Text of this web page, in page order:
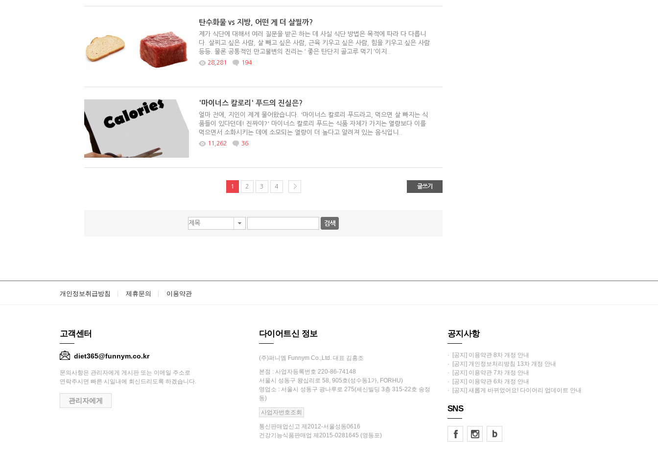
탄수화물 vs 지방, 어떤 게 더 살찔까?
제가 식단에 대해서 여러 질문을 받곤 하는 데 사실 식단 방법은 목적에 따라 다 다릅니
다. 살찌고 싶은 사람, 살 빼고 싶은 사람, 근육 키우고 싶은 사람, 힘을 키우고 싶은 사람
등등. 물론 공통적인 만고불변의 진리는 ‘ 좋은 탄단지 골고루 먹기 ’이지..
28,281 194
'마이너스 칼로리' 푸드의 진실은?
얼마 전에, 지인이 제게 물어왔습니다. '마이너스 칼로리 푸드라고, 먹으면 살 빠지는 식
품들이 있다던데! 진짜야?' 마이너스 칼로리 푸드는 식품 자체가 가지는 열량보다 이를
먹으면서 소화시키는 데에 소모되는 열량이 더 높다고 알려져 있는 음식입니..
11,262 36
1 2 3 4
개인정보취급방침 제휴문의 이용약관
고객센터
diet365@funnym.co.kr
문의사항은 관리자에게 게시판 또는 이메일 주소로
연락주시면 빠른 시일내에 회신드리도록 하겠습니다.
관리자에게
다이어트신 정보
(주)퍼니엠 Funnym Co.,Ltd. 대표 김흥조
본점 : 사업자등록번호 220-86-74148
서울시 성동구 왕십리로 58, 905호(성수동1가, FORHU)
영업소 : 서울시 성동구 광나루로 275(세신빌딩 3층 315-22호 송정
동)
사업자번호조회
통신판매업신고 제2012-서울성동0616
건강기능식품판매업 제2015-0281645 (영등포)
공지사항
· [공지] 이용약관 8차 개정 안내
· [공지] 개인정보처리방침 13차 개정 안내
· [공지] 이용약관 7차 개정 안내
· [공지] 이용약관 6차 개정 안내
· [공지] 새롭게 바뀌었어요! 다이어리 업데이트 안내
SNS